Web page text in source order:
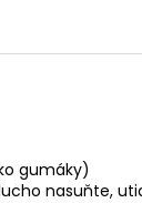
gumáky)
nasuňte,